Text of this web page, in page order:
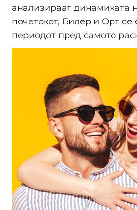
анализираат динамиката
почетокот, Билер и Орт се
периодот пред самото